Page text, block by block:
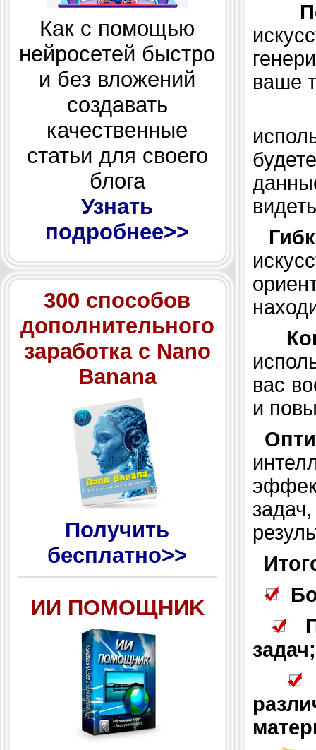
Как с помощью
нейросетей быстро
и без вложений
создавать
качественные
статьи для своего
блога
Узнать
подробнее>>
300 способов
дополнительного
заработка с Nano
Banana
Получить
бесплатно>>
ИИ ПОМОЩНИK
ваше
вас
и
задач;